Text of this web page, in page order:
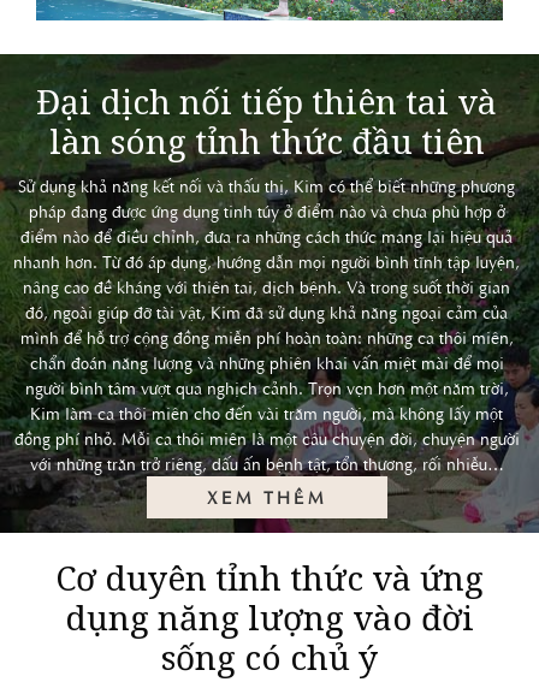
Đại dịch nối tiếp thiên tai và
làn sóng tỉnh thức đầu tiên
Sử dụng khả năng kết nối và thấu thị, Kim có thể biết những phương
pháp đang được ứng dụng tinh túy ở điểm nào và chưa phù hợp ở
điểm nào để điều chỉnh, đưa ra những cách thức mang lại hiệu quả
nhanh hơn. Từ đó áp dụng, hướng dẫn mọi người bình tĩnh tập luyện,
nâng cao đề kháng với thiên tai, dịch bệnh. Và trong suốt thời gian
đó, ngoài giúp đỡ tài vật, Kim đã sử dụng khả năng ngoại cảm của
mình để hỗ trợ cộng đồng miễn phí hoàn toàn: những ca thôi miên,
chẩn đoán năng lượng và những phiên khai vấn miệt mài để mọi
người bình tâm vượt qua nghịch cảnh. Trọn vẹn hơn một năm trời,
Kim làm ca thôi miên cho đến vài trăm người, mà không lấy một
đồng phí nhỏ. Mỗi ca thôi miên là một câu chuyện đời, chuyện người
với những trăn trở riêng, dấu ấn bệnh tật, tổn thương, rối nhiễu…
XEM THÊM
Cơ duyên tỉnh thức và ứng
dụng năng lượng vào đời
sống có chủ ý